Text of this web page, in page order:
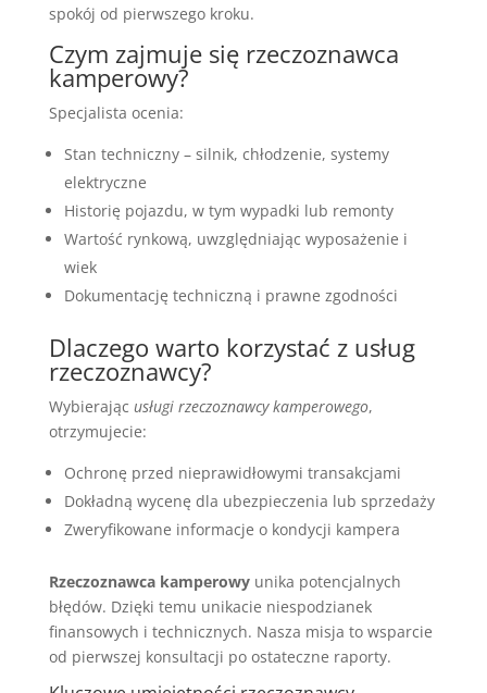
spokój od pierwszego kroku.
Czym zajmuje się rzeczoznawca
kamperowy?
Specjalista ocenia:
Stan techniczny – silnik, chłodzenie, systemy
elektryczne
Historię pojazdu, w tym wypadki lub remonty
Wartość rynkową, uwzględniając wyposażenie i
wiek
Dokumentację techniczną i prawne zgodności
Dlaczego warto korzystać z usług
rzeczoznawcy?
Wybierając usługi rzeczoznawcy kamperowego,
otrzymujecie:
Ochronę przed nieprawidłowymi transakcjami
Dokładną wycenę dla ubezpieczenia lub sprzedaży
Zweryfikowane informacje o kondycji kampera
Rzeczoznawca kamperowyunika potencjalnych
błędów. Dzięki temu unikacie niespodzianek
finansowych i technicznych. Nasza misja to wsparcie
od pierwszej konsultacji po ostateczne raporty.